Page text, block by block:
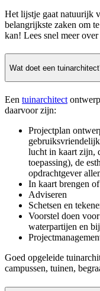
Het lijstje gaat natuurijk
belangrijkste zaken om
kan! Lees snel meer over
Wat doet een
Een tuinarchitect
daarvoor zijn:
Projectplan
lucht in kaart zijn,
toepassing), de
opdrachtgever
In kaart brengen
Adviseren
Schetsen en
Voorstel doen
waterpartijen en
Goed opgeleide
campussen, tuinen,